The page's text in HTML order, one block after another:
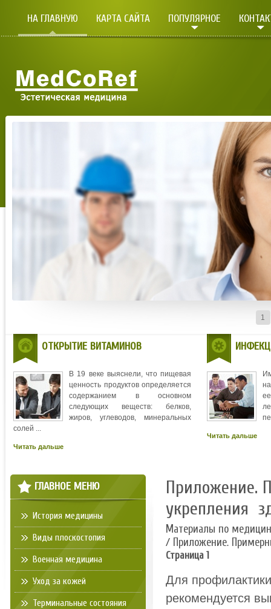
НА ГЛАВНУЮ КАРТА САЙТА ПОПУЛЯРНОЕ
1
ОТКРЫТИЕ ВИТАМИНОВ
В 19 веке выяснели, что пищевая
ценность продуктов определяется
содержанием в основном
следующих веществ: белков,
жиров, углеводов, минеральных
солей ...
Читать дальше
Читать дальше
Приложение.
укрепления
Материалы по
/ Приложение.
Страница 1
Для
рекомендуется
ГЛАВНОЕ МЕНЮ
История медицины
Виды плоскостопия
Военная медицина
Уход за кожей
Терминальные состояния